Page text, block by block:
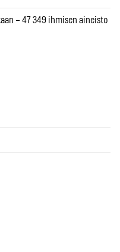
– 47 349 ihmisen aineisto